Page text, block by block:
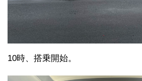
10時、搭乗開始。